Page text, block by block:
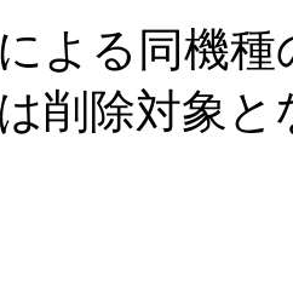
よる同機種
削除対象と